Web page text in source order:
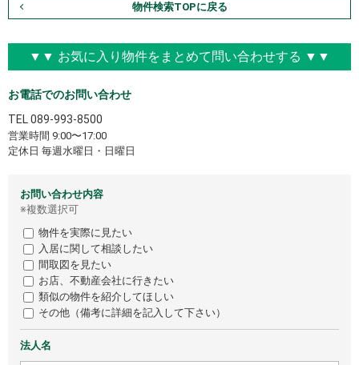
物件検索TOPに戻る
▼▼ お気に入り物件をまとめて問い合わせする ▼▼
お電話でのお問い合わせ
TEL 089-993-8500
営業時間 9:00〜17:00
定休日 毎週水曜日・日曜日
お問い合わせ内容
※複数選択可
物件を実際に見たい
入居に関して相談したい
間取図を見たい
お店、不動産会社に行きたい
類似の物件を紹介してほしい
その他（備考に詳細を記入して下さい）
法人名